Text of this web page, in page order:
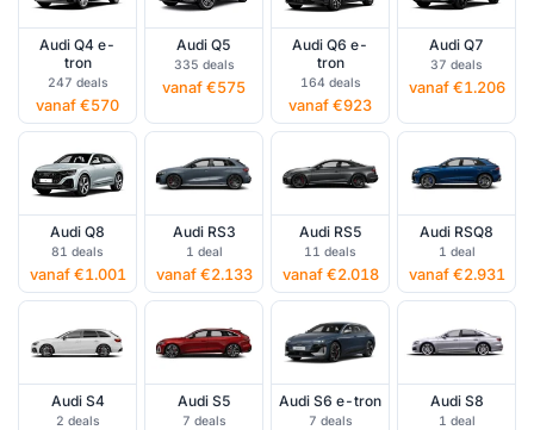
Audi Q4 e-
tron
247 deals
vanaf €570
Audi Q5
335 deals
vanaf €575
Audi Q6 e-
tron
164 deals
vanaf €923
Audi Q7
37 deals
vanaf €1.206
Audi Q8
81 deals
vanaf €1.001
Audi RS3
1 deal
vanaf €2.133
Audi RS5
11 deals
vanaf €2.018
Audi RSQ8
1 deal
vanaf €2.931
Audi S4
2 deals
Audi S5
7 deals
Audi S6 e-tron
7 deals
Audi S8
1 deal